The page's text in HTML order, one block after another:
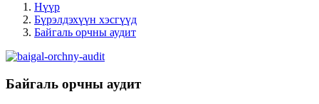
Нүүр
Бүрэлдэхүүн хэсгүүд
Байгаль орчны аудит
Байгаль орчны аудит